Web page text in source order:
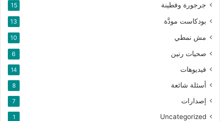
جرجورة وفطينة 15
بودكاست مودَّة 13
مش نمطي 10
صحيات رنين 6
فيديوهات 14
أسئلة شائعة 8
إصدارات 7
Uncategorized
1